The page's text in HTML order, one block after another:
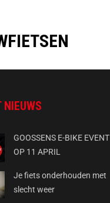
NIEUWS
GOOSSENS E-BIKE EVENT
OP 11 APRIL
Je fiets onderhouden met
slecht weer